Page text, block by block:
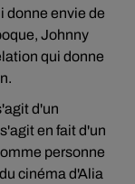
donne envie de
Johnny
qui donne
d'un
en fait d'un
personne
cinéma d'Alia